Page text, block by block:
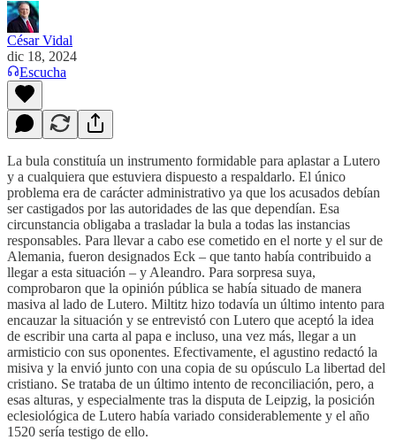
César Vidal
dic 18, 2024
Escucha
La bula constituía un instrumento formidable para aplastar a Lutero
y a cualquiera que estuviera dispuesto a respaldarlo. El único
problema era de carácter administrativo ya que los acusados debían
ser castigados por las autoridades de las que dependían. Esa
circunstancia obligaba a trasladar la bula a todas las instancias
responsables. Para llevar a cabo ese cometido en el norte y el sur de
Alemania, fueron designados Eck – que tanto había contribuido a
llegar a esta situación – y Aleandro. Para sorpresa suya,
comprobaron que la opinión pública se había situado de manera
masiva al lado de Lutero. Miltitz hizo todavía un último intento para
encauzar la situación y se entrevistó con Lutero que aceptó la idea
de escribir una carta al papa e incluso, una vez más, llegar a un
armisticio con sus oponentes. Efectivamente, el agustino redactó la
misiva y la envió junto con una copia de su opúsculo La libertad del
cristiano. Se trataba de un último intento de reconciliación, pero, a
esas alturas, y especialmente tras la disputa de Leipzig, la posición
eclesiológica de Lutero había variado considerablemente y el año
1520 sería testigo de ello.